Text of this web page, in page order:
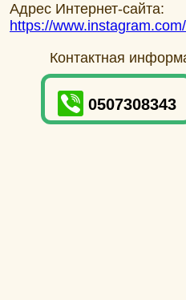
Адрес Интернет-сайта:
https://
Контактная
0507308343